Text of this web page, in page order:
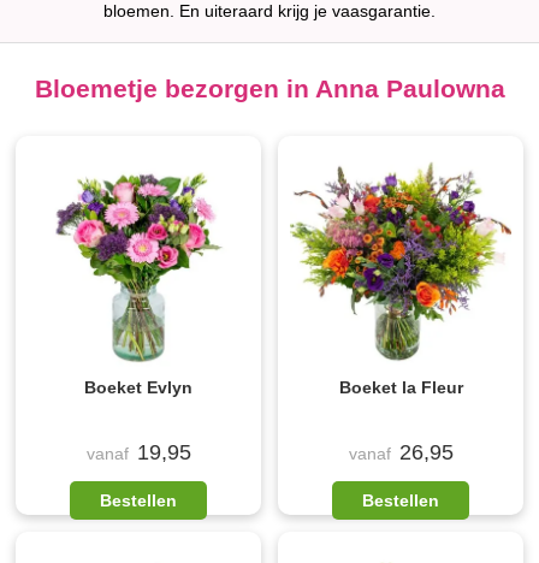
bloemen. En uiteraard krijg je vaasgarantie.
Bloemetje bezorgen in Anna Paulowna
Boeket Evlyn
vanaf 19,95
Bestellen
Boeket la Fleur
vanaf 26,95
Bestellen